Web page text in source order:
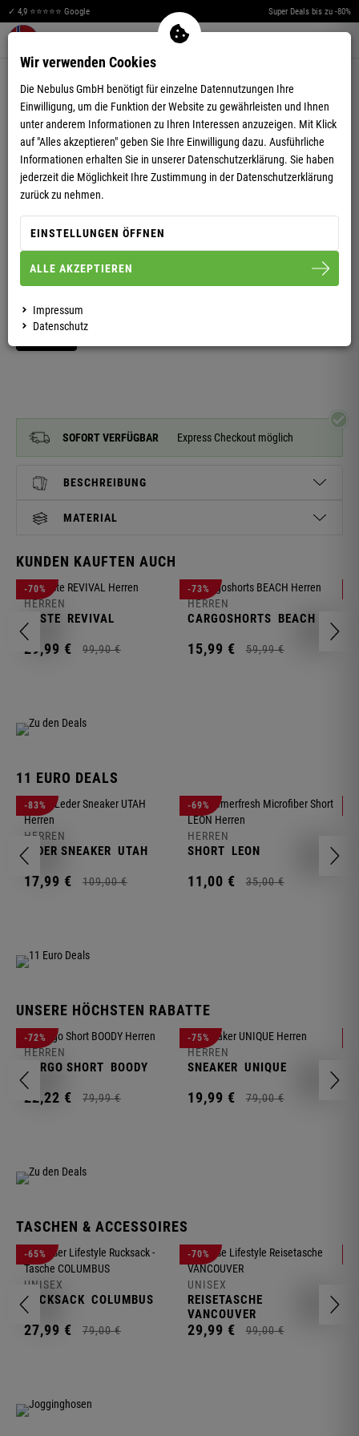
✓ 4,9 ⭐⭐⭐⭐⭐ Google Super Deals bis zu -80%
Warenkorb aufklappen
WINTERJACKE EXODUS HERREN
SOFORT VERFÜGBAR Express Checkout möglich
BESCHREIBUNG
MATERIAL
KUNDEN KAUFTEN AUCH
-70%
HERREN
WESTE REVIVAL
29,99 € 99,90 €
-73%
HERREN
CARGOSHORTS BEACH
15,99 € 59,99 €
11 EURO DEALS
-83%
HERREN
LEDER SNEAKER UTAH
17,99 € 109,00 €
-69%
HERREN
SHORT LEON
11,00 € 35,00 €
UNSERE HÖCHSTEN RABATTE
-72%
HERREN
CARGO SHORT BOODY
22,22 € 79,99 €
-75%
HERREN
SNEAKER UNIQUE
19,99 € 79,00 €
TASCHEN & ACCESSOIRES
-65%
UNISEX
RUCKSACK COLUMBUS
27,99 € 79,00 €
-70%
UNISEX
REISETASCHE
VANCOUVER
29,99 € 99,00 €
Wir verwenden Cookies
Die Nebulus GmbH benötigt für einzelne Datennutzungen Ihre
Einwilligung, um die Funktion der Website zu gewährleisten und Ihnen
unter anderem Informationen zu Ihren Interessen anzuzeigen. Mit Klick
auf "Alles akzeptieren" geben Sie Ihre Einwilligung dazu. Ausführliche
Informationen erhalten Sie in unserer Datenschutzerklärung. Sie haben
jederzeit die Möglichkeit Ihre Zustimmung in der Datenschutzerklärung
zurück zu nehmen.
EINSTELLUNGEN ÖFFNEN
ALLE AKZEPTIEREN
Impressum
Datenschutz